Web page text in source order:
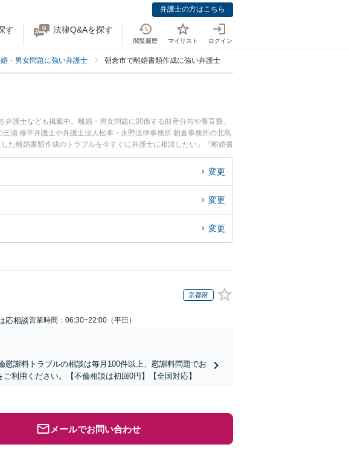
弁護士の方はこちら
す 法律Q&Aを探す
閲覧履歴 マイリスト ログイン
・男女問題に強い弁護士 朝倉市で離婚書類作成に強い弁護士
護士なども掲載中。離婚・男女問題に関係する財産分与や養育費、
浦 修平弁護士や弁護士法人松本・永野法律事務所 朝倉事務所の北島
た離婚書類作成のトラブルを今すぐに弁護士に相談したい』『離婚書
きる朝倉市内の弁護士に相談予約したい』などでお困りの相談者さん
変更
変更
変更
京都府
応相談営業時間：06:30~22:00（平日）
慰謝料トラブルの相談は毎月100件以上、慰謝料問題でお
利用ください。【不倫相談は初回0円】【全国対応】
メールでお問い合わせ